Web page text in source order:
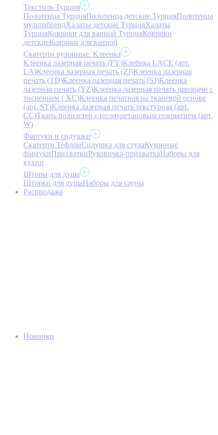
Текстиль Турция
Полотенца ТурцияПолотенца детские ТурцияПолотенца
мультибрендХалаты детские ТурцияХалаты
ТурцияКоврики для ванной ТурцияКоврики
детскиеКоврики для ванной
Скатерти рулонные. Клеенка
Клеенка лазерная печать (FY)Клеёнка LACE (арт.
LA)Клеенка лазерная печать (ZJ)Клеенка лазерная
печать (TD)Клеенка лазерная печать (SJ)Клеенка
лазерная печать (YZ)Клеенка лазерная печать прозрачн с
тиснением ( XC)Клеенка печатная на тканевой основе
(арт. ST)Клеенка лазерная печать текстурная (арт.
CC)Ткань полиэстер с полиуретановым покрытием (арт.
W)
Фартуки и сидушки
Скатерти ТефлонСидушка для стулаКухонные
фартукиПрихваткиРуковичка-прихваткаНаборы для
кухни
Шторы для душа
Шторки для душаНаборы для сауны
Распродажа
Новинки